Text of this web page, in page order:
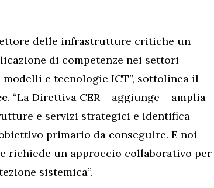
delle infrastrutture critiche un
di competenze nei settori
e tecnologie ICT”, sottolinea il
. “La Direttiva CER – aggiunge – amplia
e servizi strategici e identifica
primario da conseguire. E noi
richiede un approccio collaborativo per
sistemica”.